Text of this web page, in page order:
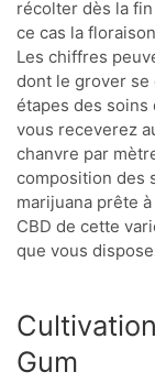
récolter dès la
ce cas la
Les chiffres
dont le grover se
étapes des soins
vous receverez
chanvre par
composition des
marijuana prête
CBD de cette
que vous
Gum